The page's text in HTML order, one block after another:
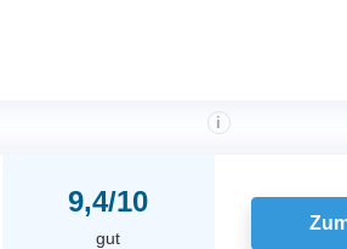
9,4/10
i
gut